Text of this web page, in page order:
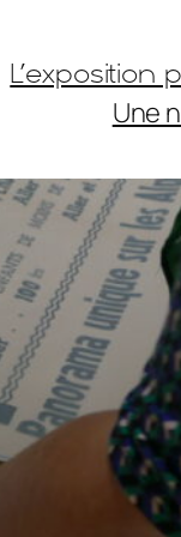
L’exposition
Une